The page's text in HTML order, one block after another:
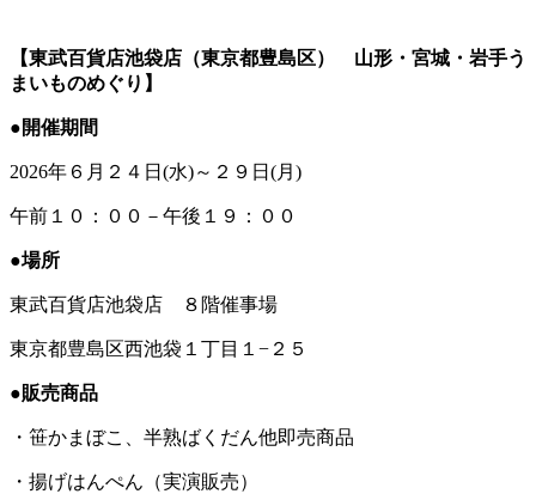
【東武百貨店池袋店（東京都豊島区） 山形・宮城・岩手う
まいものめぐり】
●開催期間
2026年６月２４日(水)～２９日(月)
午前１０：００－午後１９：００
●場所
東武百貨店池袋店 ８階催事場
東京都豊島区西池袋１丁目１−２５
●販売商品
・笹かまぼこ、半熟ばくだん他即売商品
・揚げはんぺん（実演販売）